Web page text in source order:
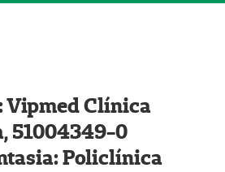
Vipmed Clínica
51004349-0
Policlínica